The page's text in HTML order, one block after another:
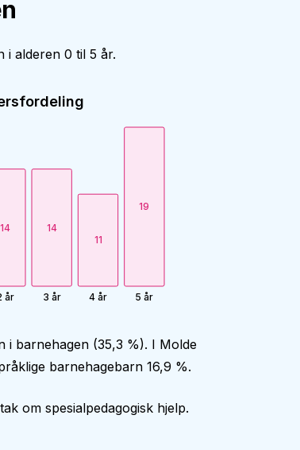
i alderen 0 til 5 år.
14
år
14
3 år
11
4 år
19
5 år
i barnehagen (35,3 %). I Molde
barnehagebarn 16,9 %.
om spesialpedagogisk hjelp.